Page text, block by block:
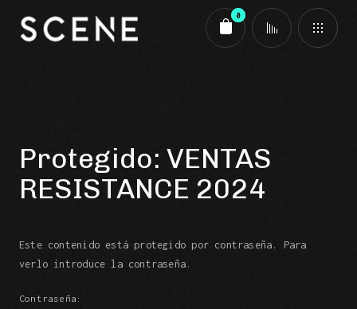
0
Protegido: VENTAS
RESISTANCE 2024
Este contenido está protegido por contraseña. Para
verlo introduce la contraseña.
Contraseña: